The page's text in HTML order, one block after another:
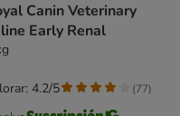
Canin Veterinary
Early Renal
4.2/5 (77)